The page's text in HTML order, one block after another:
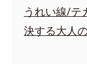
うれい線/テ
決する大人